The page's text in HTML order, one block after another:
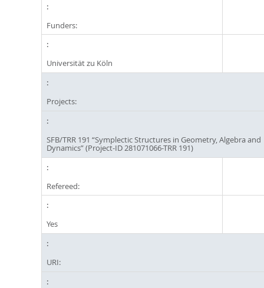
Funders:
Universität zu Köln
Projects:
SFB/TRR 191 “Symplectic Structures in Geometry, Algebra and
Dynamics” (Project-ID 281071066-TRR 191)
Refereed:
Yes
URI: